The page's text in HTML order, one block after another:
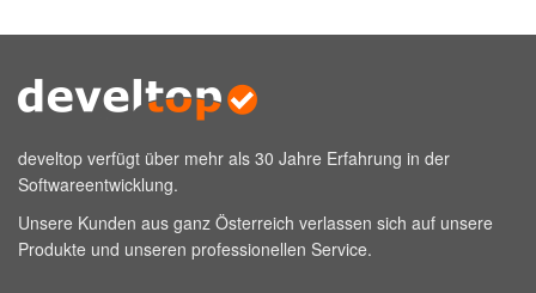
develtop verfügt über mehr als 30 Jahre Erfahrung in der
Softwareentwicklung.
Unsere Kunden aus ganz Österreich verlassen sich auf unsere
Produkte und unseren professionellen Service.